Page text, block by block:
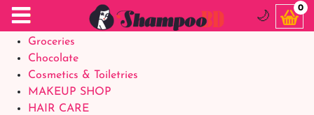
Food Supplements
Baby Foods
Groceries
Chocolate
Cosmetics & Toiletries
MAKEUP SHOP
HAIR CARE
🌙
0